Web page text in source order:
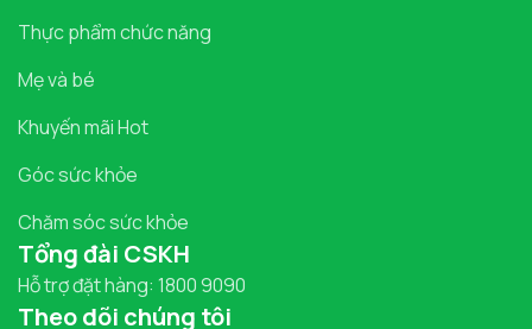
Thực phẩm chức năng
Mẹ và bé
Khuyến mãi Hot
Góc sức khỏe
Chăm sóc sức khỏe
Tổng đài CSKH
Hỗ trợ đặt hàng: 1800 9090
Theo dõi chúng tôi